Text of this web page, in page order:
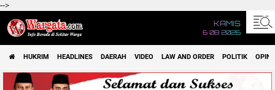
-->
KAMIS
6 08 2026
HUKRIM HEADLINES DAERAH VIDEO LAW AND ORDER POLITIK OPINI